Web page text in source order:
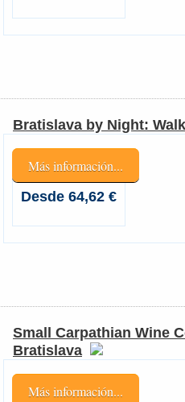
Bratislava by Night:
Más información...
Desde 64,62 €
Small Carpathian Wine
Bratislava
Más información...